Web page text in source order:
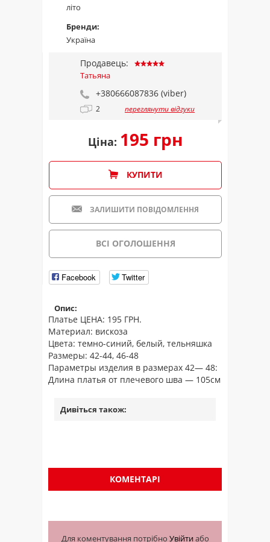
літо
Бренди:
Україна
Продавець:
Татьяна
+380666087836 (viber)
2 переглянути відгуки
Ціна: 195 грн
КУПИТИ
ЗАЛИШИТИ ПОВІДОМЛЕННЯ
ВСІ ОГОЛОШЕННЯ
Facebook Twitter
Опис:
Платье ЦЕНА: 195 ГРН.
Материал: вискоза
Цвета: темно-синий, белый, тельняшка
Размеры: 42-44, 46-48
Параметры изделия в размерах 42― 48:
Длина платья от плечевого шва ― 105см
Дивіться також:
КОМЕНТАРІ
Для коментування потрібно Увійтиабо